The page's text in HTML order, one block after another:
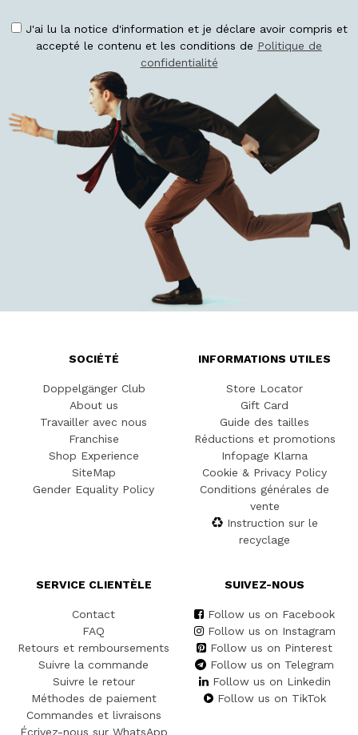
J'ai lu la notice d'information et je déclare avoir compris et
accepté le contenu et les conditions de Politique de
confidentialité
SOCIÉTÉ
Doppelgänger Club
About us
Travailler avec nous
Franchise
Shop Experience
SiteMap
Gender Equality Policy
INFORMATIONS UTILES
Store Locator
Gift Card
Guide des tailles
Réductions et promotions
Infopage Klarna
Cookie & Privacy Policy
Conditions générales de
vente
Instruction sur le
recyclage
SERVICE CLIENTÈLE
Contact
FAQ
Retours et remboursements
Suivre la commande
Suivre le retour
Méthodes de paiement
Commandes et livraisons
Écrivez-nous sur WhatsApp
SUIVEZ-NOUS
Follow us on Facebook
Follow us on Instagram
Follow us on Pinterest
Follow us on Telegram
Follow us on Linkedin
Follow us on TikTok